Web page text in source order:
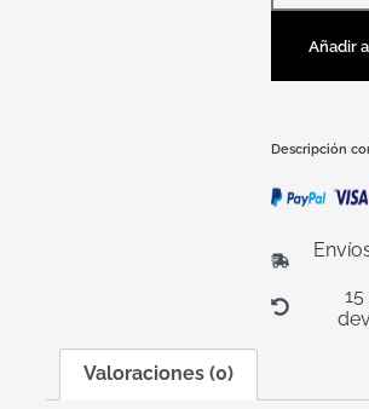
Añadir
Descripción
Valoraciones (0)